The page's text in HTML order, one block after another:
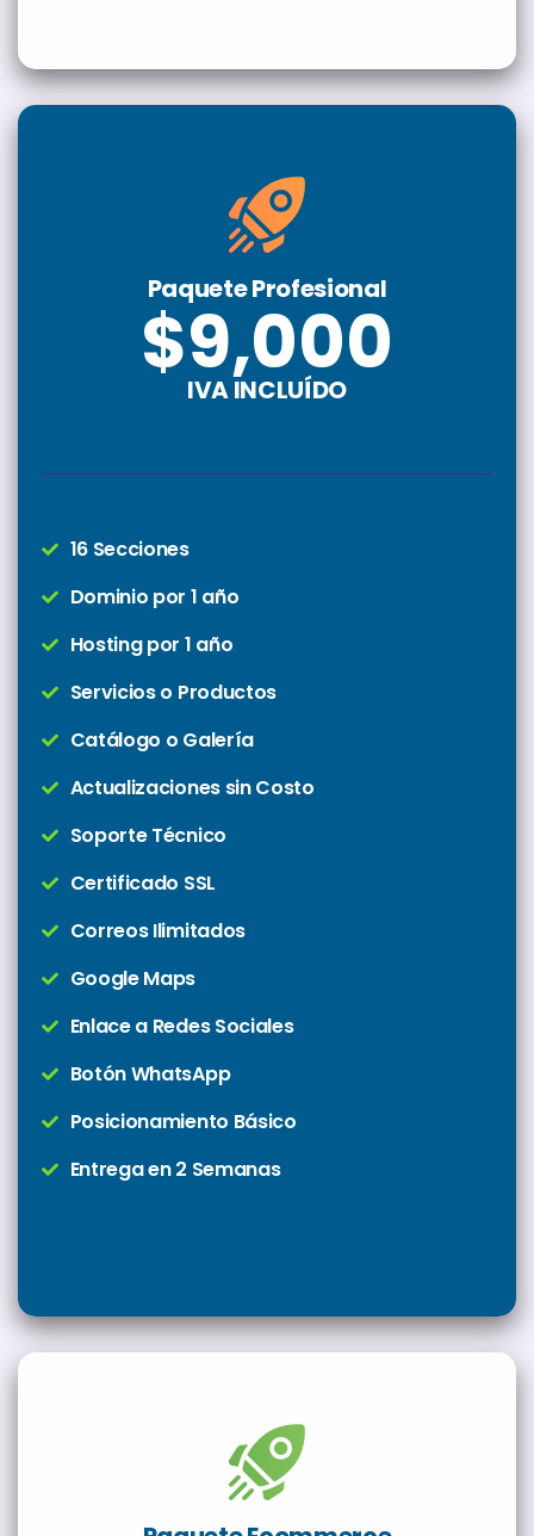
Paquete Profesional
$9,000
IVA INCLUÍDO
16 Secciones
Dominio por 1 año
Hosting por 1 año
Servicios o Productos
Catálogo o Galería
Actualizaciones sin Costo
Soporte Técnico
Certificado SSL
Correos Ilimitados
Google Maps
Enlace a Redes Sociales
Botón WhatsApp
Posicionamiento Básico
Entrega en 2 Semanas